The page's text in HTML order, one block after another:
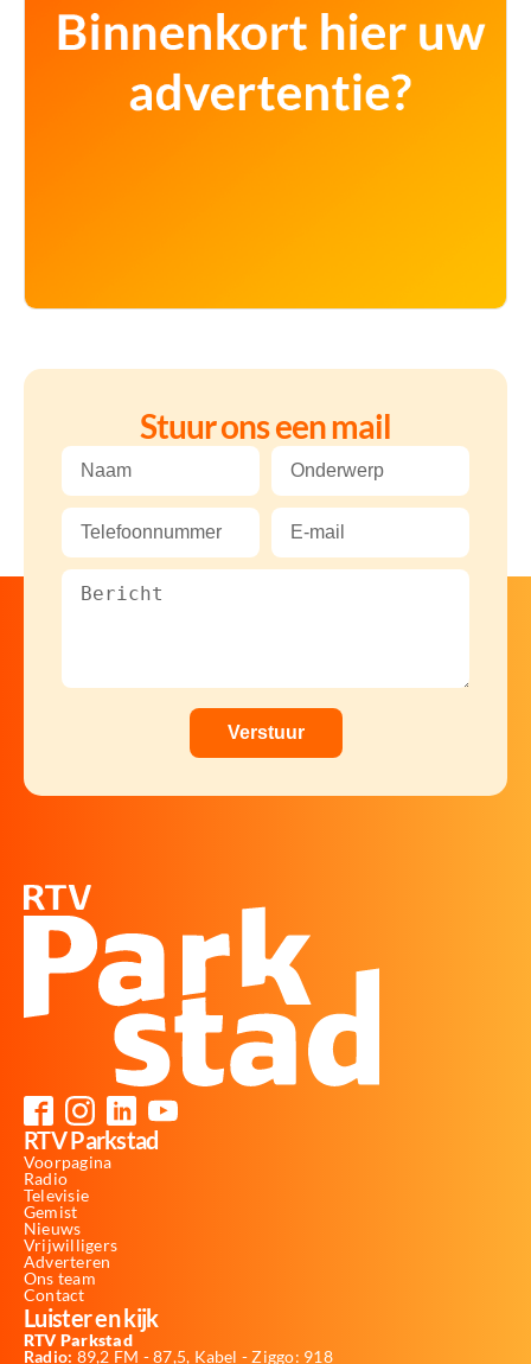
Stuur ons een mail
RTV Parkstad
Voorpagina
Radio
Televisie
Gemist
Nieuws
Vrijwilligers
Adverteren
Ons team
Contact
Luister en kijk
RTV Parkstad
Radio: 89,2 FM - 87,5, Kabel - Ziggo: 918